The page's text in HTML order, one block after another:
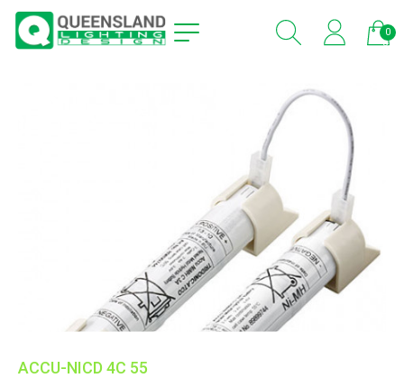
0
ACCU-NICD 4C 55